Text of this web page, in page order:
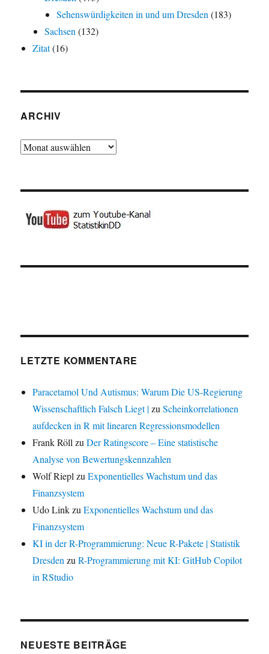
Sehenswürdigkeiten in und um Dresden (183)
Sachsen (132)
Zitat(16)
ARCHIV
Archiv
LETZTE KOMMENTARE
Paracetamol Und Autismus: Warum Die US-Regierung
Wissenschaftlich Falsch Liegt |zuScheinkorrelationen
aufdecken in R mit linearen Regressionsmodellen
Frank Röll zuDer Ratingscore – Eine statistische
Analyse von Bewertungskennzahlen
Wolf Riepl zuExponentielles Wachstum und das
Finanzsystem
Udo LinkzuExponentielles Wachstum und das
Finanzsystem
KI in der R-Programmierung: Neue R-Pakete | Statistik
Dresden zuR-Programmierung mit KI: GitHub Copilot
in RStudio
NEUESTE BEITRÄGE